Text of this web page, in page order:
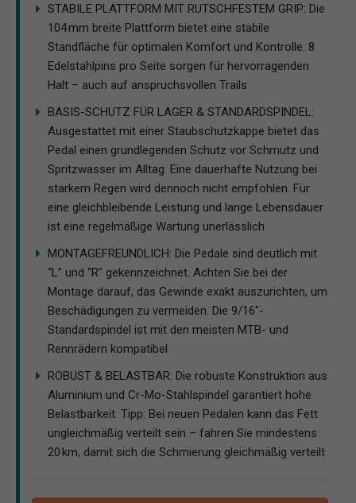
STABILE PLATTFORM MIT RUTSCHFESTEM GRIP: Die
104 mm breite Plattform bietet eine stabile
Standfläche für optimalen Komfort und Kontrolle. 8
Edelstahlpins pro Seite sorgen für hervorragenden
Halt – auch auf anspruchsvollen Trails
BASIS-SCHUTZ FÜR LAGER & STANDARDSPINDEL:
Ausgestattet mit einer Staubschutzkappe bietet das
Pedal einen grundlegenden Schutz vor Schmutz und
Spritzwasser im Alltag. Eine dauerhafte Nutzung bei
starkem Regen wird dennoch nicht empfohlen. Für
eine gleichbleibende Leistung und lange Lebensdauer
ist eine regelmäßige Wartung unerlässlich
MONTAGEFREUNDLICH: Die Pedale sind deutlich mit
“L” und “R” gekennzeichnet. Achten Sie bei der
Montage darauf, das Gewinde exakt auszurichten, um
Beschädigungen zu vermeiden. Die 9/16"-
Standardspindel ist mit den meisten MTB- und
Rennrädern kompatibel
ROBUST & BELASTBAR: Die robuste Konstruktion aus
Aluminium und Cr-Mo-Stahlspindel garantiert hohe
Belastbarkeit. Tipp: Bei neuen Pedalen kann das Fett
ungleichmäßig verteilt sein – fahren Sie mindestens
20 km, damit sich die Schmierung gleichmäßig verteilt